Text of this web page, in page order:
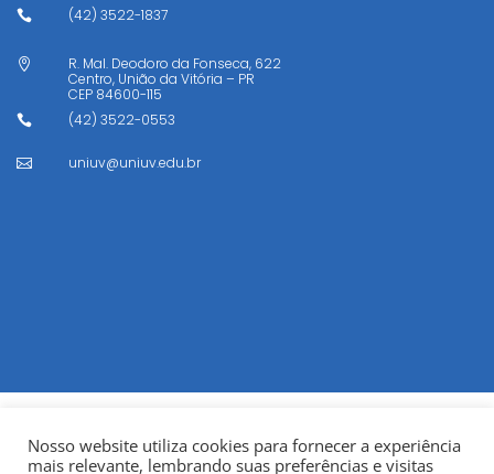
 (42) 3522-1837

R. Mal. Deodoro da Fonseca, 622
Centro, União da Vitória – PR
CEP 84600-115
 (42) 3522-0553
 uniuv@uniuv.edu.br
Nosso website utiliza cookies para fornecer a experiência
mais relevante, lembrando suas preferências e visitas